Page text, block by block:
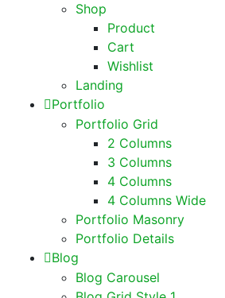
Shop
Product
Cart
Wishlist
Landing
Portfolio
Portfolio Grid
2 Columns
3 Columns
4 Columns
4 Columns Wide
Portfolio Masonry
Portfolio Details
Blog
Blog Carousel